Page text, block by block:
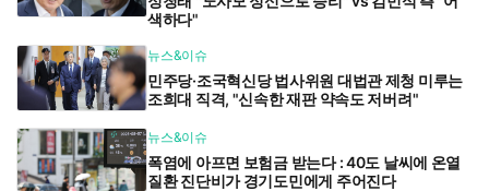
색하다"
뉴스&이슈
민주당·조국혁신당 법사위원 대법관 제청 미루는
조희대 직격, "신속한 재판 약속도 저버려"
뉴스&이슈
폭염에 아프면 보험금 받는다 : 40도 날씨에 온열
질환 진단비가 경기도민에게 주어진다